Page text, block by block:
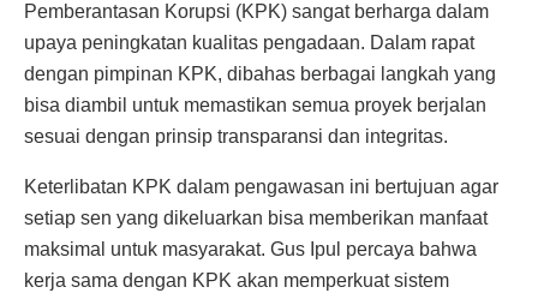
Pemberantasan Korupsi (KPK) sangat berharga dalam
upaya peningkatan kualitas pengadaan. Dalam rapat
dengan pimpinan KPK, dibahas berbagai langkah yang
bisa diambil untuk memastikan semua proyek berjalan
sesuai dengan prinsip transparansi dan integritas.
Keterlibatan KPK dalam pengawasan ini bertujuan agar
setiap sen yang dikeluarkan bisa memberikan manfaat
maksimal untuk masyarakat. Gus Ipul percaya bahwa
kerja sama dengan KPK akan memperkuat sistem